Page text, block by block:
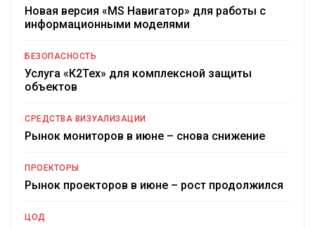
Новая версия «MS Навигатор» для работы с
информационными моделями
БЕЗОПАСНОСТЬ
Услуга «К2Тех» для комплексной защиты
объектов
СРЕДСТВА ВИЗУАЛИЗАЦИИ
Рынок мониторов в июне – снова снижение
ПРОЕКТОРЫ
Рынок проекторов в июне – рост продолжился
ЦОД